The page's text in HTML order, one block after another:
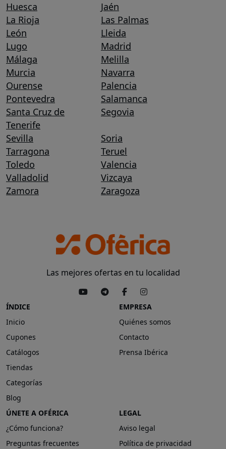
Huesca
Jaén
La Rioja
Las Palmas
León
Lleida
Lugo
Madrid
Málaga
Melilla
Murcia
Navarra
Ourense
Palencia
Pontevedra
Salamanca
Santa Cruz de
Tenerife
Segovia
Sevilla
Soria
Tarragona
Teruel
Toledo
Valencia
Valladolid
Vizcaya
Zamora
Zaragoza
Las mejores ofertas en tu localidad
ÍNDICE
Inicio
Cupones
Catálogos
Tiendas
Categorías
Blog
EMPRESA
Quiénes somos
Contacto
Prensa Ibérica
ÚNETE A OFÉRICA
¿Cómo funciona?
Preguntas frecuentes
LEGAL
Aviso legal
Política de privacidad